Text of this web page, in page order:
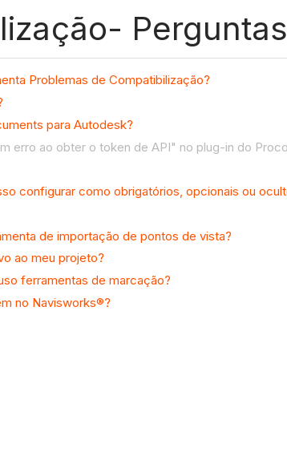
Problemas de Compatibilização?
para Autodesk?
erro ao obter o token de API" no plug-in do
configurar como obrigatórios, opcionais ou
de importação de pontos de vista?
ao meu projeto?
ferramentas de marcação?
no Navisworks®?